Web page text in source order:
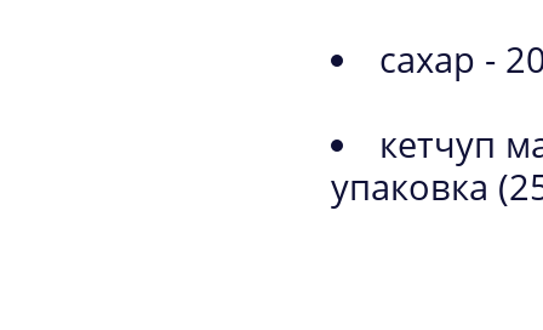
сахар -
кетчуп
упаковка